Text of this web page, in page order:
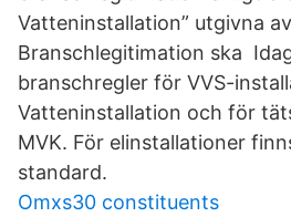
Vatteninstallation” utgivna
Branschlegitimation ska
branschregler för VVS-
Vatteninstallation och för
MVK. För elinstallationer
standard.
Omxs30 constituents